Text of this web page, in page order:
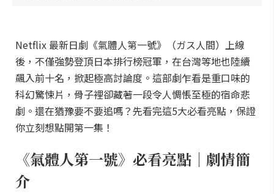
Netflix 最新日劇《氣體人第一號》（ガス人間）上線
後，不僅強勢登頂日本排行榜冠軍，在台灣等地也陸續
飆入前十名，掀起極高討論度。這部劇乍看是重口味的
科幻驚悚片，骨子裡卻藏著一段令人惆悵至極的宿命悲
劇。還在猶豫要不要追嗎？先看完這5大必看亮點，保證
你立刻想點開第一集！
《氣體人第一號》必看亮點｜劇情簡
介